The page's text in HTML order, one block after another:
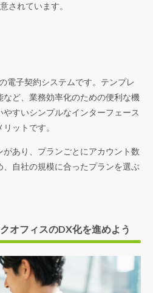
されています。
電子契約システムです。テンプレ
ど、業務効率化のための便利な機
すいシンプルなインターフェース
ットです。
あり、プランごとにアカウント数
自社の規模に合ったプランを選ぶ
オフィスのDX化を進めよう